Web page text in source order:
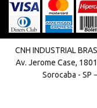
CNH INDUSTRIAL
Av. Jerome Case,
Sorocaba - SP